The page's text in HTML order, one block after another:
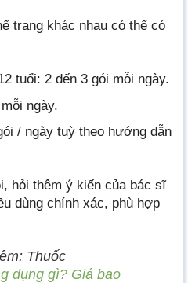
trạng khác nhau có thể có
tuổi: 2 đến 3 gói mỗi ngày.
ngày.
/ ngày tuỳ theo hướng dẫn
hỏi thêm ý kiến của bác sĩ
dùng chính xác, phù hợp
Thuốc
dụng gì? Giá bao